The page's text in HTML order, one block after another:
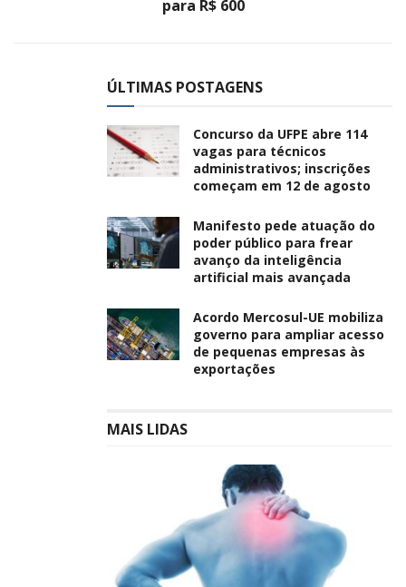
para R$ 600
ÚLTIMAS POSTAGENS
Concurso da UFPE abre 114
vagas para técnicos
administrativos; inscrições
começam em 12 de agosto
Manifesto pede atuação do
poder público para frear
avanço da inteligência
artificial mais avançada
Acordo Mercosul-UE mobiliza
governo para ampliar acesso
de pequenas empresas às
exportações
MAIS LIDAS